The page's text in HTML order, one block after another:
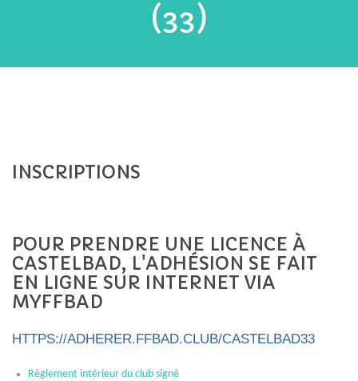
(33)
INSCRIPTIONS
POUR PRENDRE UNE LICENCE À
CASTELBAD, L'ADHÉSION SE FAIT
EN LIGNE SUR INTERNET VIA
MYFFBAD
HTTPS://ADHERER.FFBAD.CLUB/CASTELBAD33
Règlement intérieur du club signé